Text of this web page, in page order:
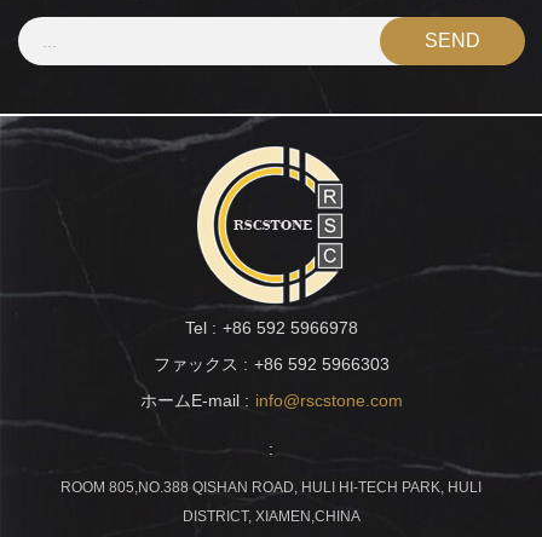
Tel : +86 592 5966978
ファックス : +86 592 5966303
ホームE-mail : info@rscstone.com
:
ROOM 805,NO.388 QISHAN ROAD, HULI HI-TECH PARK, HULI
DISTRICT, XIAMEN,CHINA